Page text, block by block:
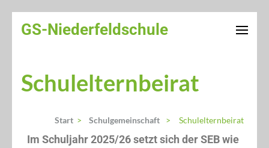
GS-Niederfeldschule
Schulelternbeirat
Start > Schulgemeinschaft > Schulelternbeirat
Im Schuljahr 2025/26 setzt sich der SEB wie